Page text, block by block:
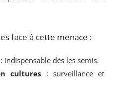
face à cette menace :
: indispensable dès les semis.
cultures : surveillance et